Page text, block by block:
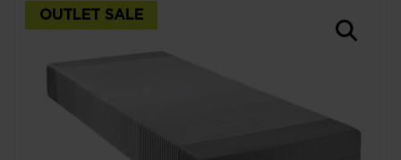
OUTLET SALE